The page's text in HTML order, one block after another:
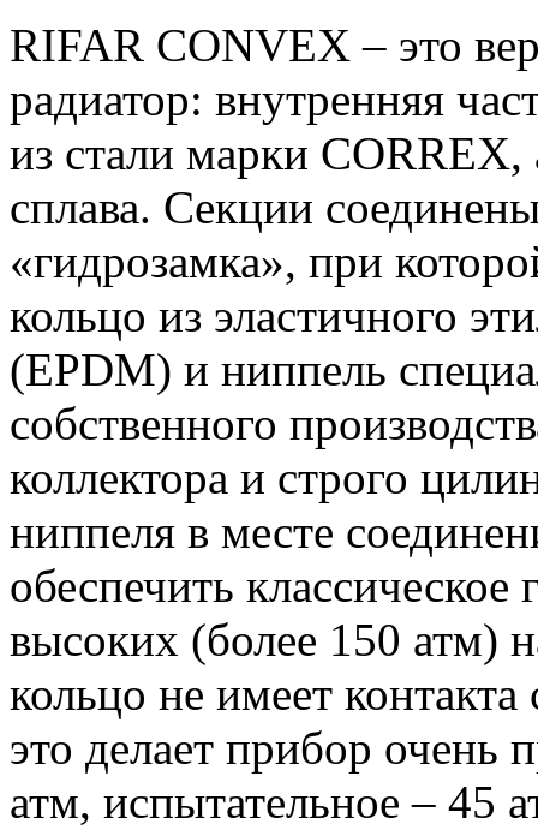
RIFAR CONVEX – это
радиатор: внутренняя
из стали марки
сплава. Секции
«гидрозамка», при
кольцо из эластичного
(EPDM) и ниппель
собственного
коллектора и строго
ниппеля в месте
обеспечить
высоких (более 150 атм)
кольцо не имеет
это делает прибор очень
атм, испытательное – 45